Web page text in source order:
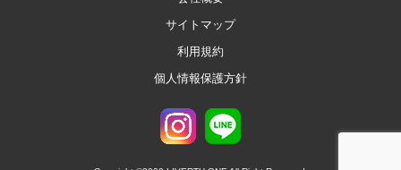
サイトマップ
利用規約
個人情報保護方針